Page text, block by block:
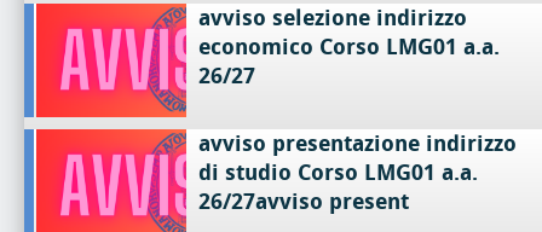
avviso selezione indirizzo
economico Corso LMG01 a.a.
26/27
avviso presentazione indirizzo
di studio Corso LMG01 a.a.
26/27avviso present